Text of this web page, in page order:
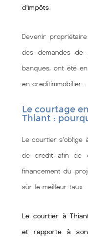
d'impôts
Devenir
des demandes de
banques, ont été
en creditimmobilier.
Le courtage
Thiant :
Le courtier s'oblige
de crédit afin de
financement du
sùr le meilleur taux.
Le courtier à
et rapporte à